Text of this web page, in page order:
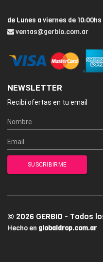
de Lunes a viernes de 10:00hs
ventas@gerbio.com.ar
NEWSLETTER
Recibí ofertas en tu email
© 2026 GERBIO - Todos
Hecho en globaldrop.com.ar